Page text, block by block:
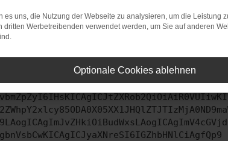
auf dem neuesten Stand sind.
kann auch dazu führen, dass bestimmte
uns bitte. Wir werden versuchen, das
es uns, die Nutzung der Webseite zu analysieren, um die Leistung
dritten Werbetreibenden verwendet werden, um Sie auf anderen
Optionale Cookies ablehnen